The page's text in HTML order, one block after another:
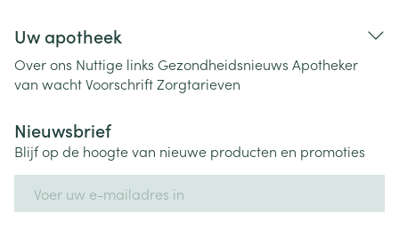
Uw apotheek
Over ons Nuttige links Gezondheidsnieuws Apotheker
van wachtVoorschriftZorgtarieven
Nieuwsbrief
Blijf op de hoogte van nieuwe producten en promoties